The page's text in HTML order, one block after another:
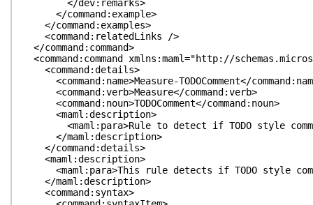
</dev:remarks>
</command:example>
</command:examples>
<command:relatedLinks />
</command:command>
<command:command xmlns:maml="http://
<command:details>
<command:name>Measure-TODOComment</
<command:verb>Measure</command:verb>
<command:noun>TODOComment</command:noun>
<maml:description>
<maml:para>Rule to detect if TODO style
</maml:description>
</command:details>
<maml:description>
<maml:para>This rule detects if TODO style
</maml:description>
<command:syntax>